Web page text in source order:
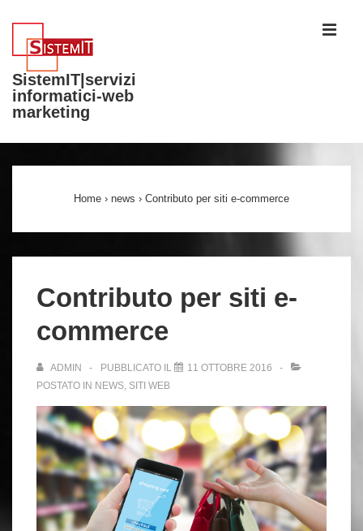
contenuto
principale
SistemIT|servizi
informatici-web
marketing
Home › news › Contributo per siti e-commerce
Contributo per siti e-
commerce
ADMIN PUBBLICATO IL
11 OTTOBRE 2016
POSTATO IN NEWS, SITI WEB